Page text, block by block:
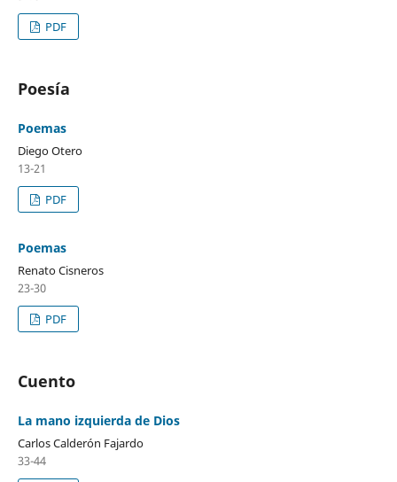
PDF
Poesía
Poemas
Diego Otero
13-21
PDF
Poemas
Renato Cisneros
23-30
PDF
Cuento
La mano izquierda de Dios
Carlos Calderón Fajardo
33-44